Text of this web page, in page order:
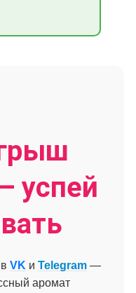
успей
VK и Telegram —
аромат